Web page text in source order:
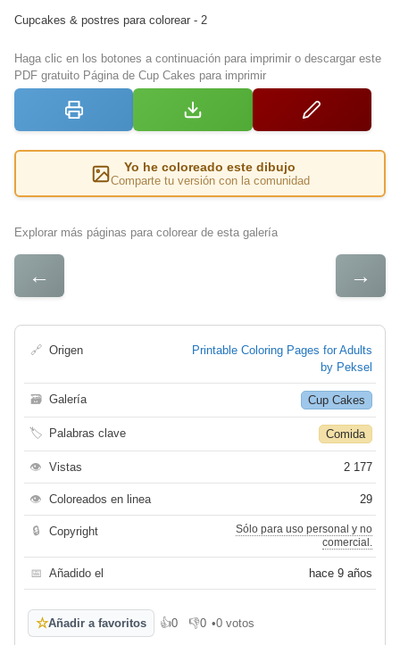
Cupcakes & postres para colorear - 2
Haga clic en los botones a continuación para imprimir o descargar este
PDF gratuito Página de Cup Cakes para imprimir
Yo he coloreado este dibujo
Comparte tu versión con la comunidad
Explorar más páginas para colorear de esta galería
← →
🔗 Origen
Printable Coloring Pages for Adults
by Peksel
🗃 Galería Cup Cakes
🏷 Palabras clave Comida
👁 Vistas 2 177
👁 Coloreados en linea 29
🔒 Copyright
Sólo para uso personal y no
comercial.
📅 Añadido el hace 9 años
☆Añadir a favoritos 👍0
Me gusta
👎0
No me gusta
•0 votos